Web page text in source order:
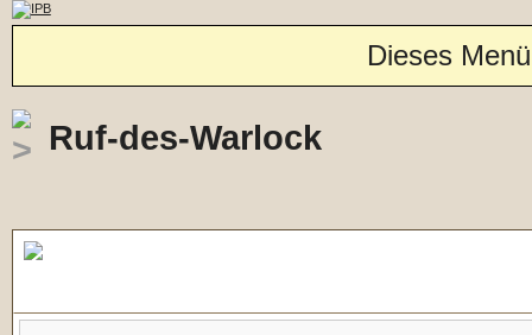
Dieses
Ruf-des-Warlock